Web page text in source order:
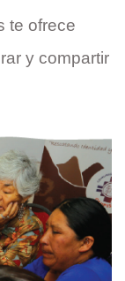
te ofrece
y compartir